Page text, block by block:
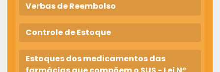
Verbas de Reembolso
Controle de Estoque
Estoques dos medicamentos das